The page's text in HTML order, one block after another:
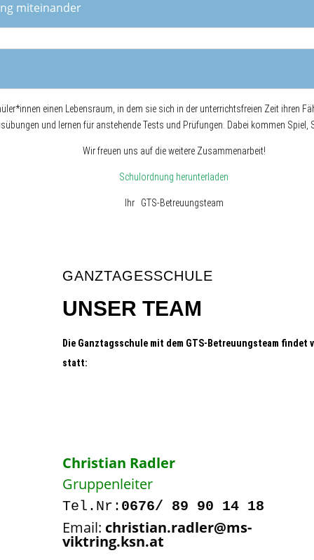
miteinander
einen Lebensraum, in dem sie sich in der unterrichtsfreien Zeit ihren
und lernen für anstehende Tests und Prüfungen. Dabei kommen Spiel,
Wir freuen uns auf die weitere Zusammenarbeit!
Schulordnung herunterladen
Ihr GTS-Betreuungsteam
GANZTAGESSCHULE
UNSER TEAM
Die Ganztagsschule mit dem GTS-Betreuungsteam findet
statt:
Christian Radler
Gruppenleiter
Tel.Nr: 0676/ 89 90 14 18
Email: christian.radler@ms-
viktring.ksn.at